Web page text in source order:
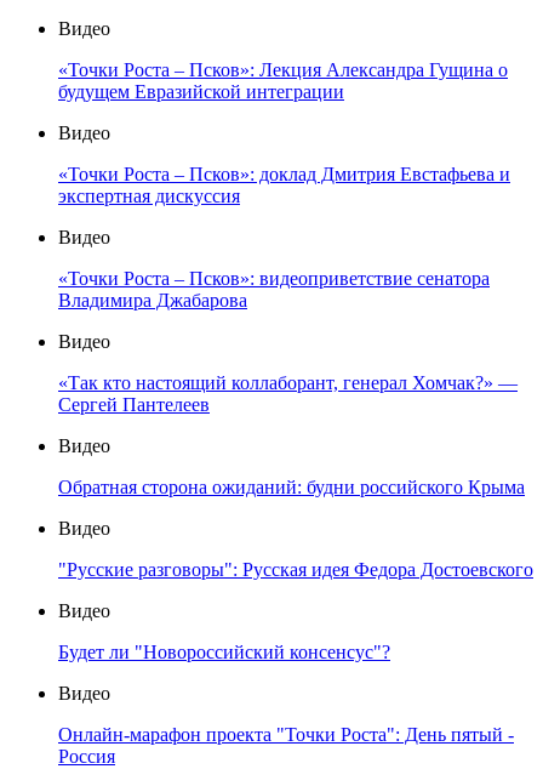
Видео
«Точки Роста – Псков»: Лекция Александра Гущина о
будущем Евразийской интеграции
Видео
«Точки Роста – Псков»: доклад Дмитрия Евстафьева и
экспертная дискуссия
Видео
«Точки Роста – Псков»: видеоприветствие сенатора
Владимира Джабарова
Видео
«Так кто настоящий коллаборант, генерал Хомчак?» —
Сергей Пантелеев
Видео
Обратная сторона ожиданий: будни российского Крыма
Видео
"Русские разговоры": Русская идея Федора Достоевского
Видео
Будет ли "Новороссийский консенсус"?
Видео
Онлайн-марафон проекта "Точки Роста": День пятый -
Россия